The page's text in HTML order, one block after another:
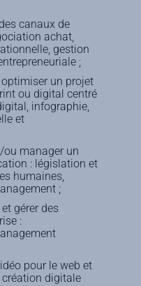
canaux de
achat,
gestion
;
optimiser un projet
ou digital centré
infographie,
et
ou manager un
: législation et
humaines,
;
gérer des
:
pour le web et
création digitale